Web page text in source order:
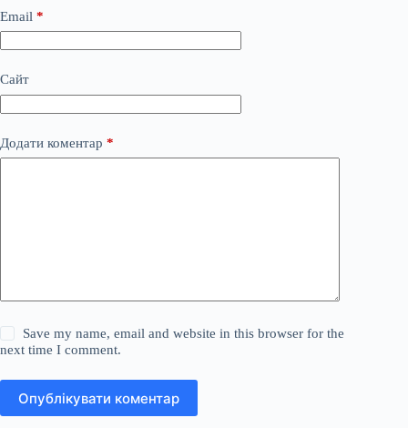
Email *
Сайт
Додати коментар *
Save my name, email and website in this browser for the
next time I comment.
Опублікувати коментар